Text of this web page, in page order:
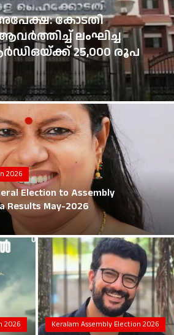
അപേക്ഷ: കോടതി
ലംഘിച്ച
25,000 രൂപ
2026
Election to Assembly
Results May-2026
2026 Keralam Assembly Election 2026